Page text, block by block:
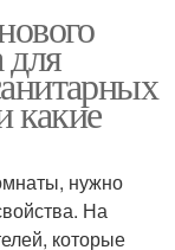
для
какие
нужно
На
которые